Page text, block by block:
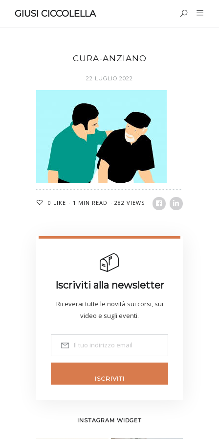
GIUSI CICCOLELLA
CURA-ANZIANO
22 LUGLIO 2022
0 LIKE 1 MIN READ 282 VIEWS
Iscriviti alla newsletter
Riceverai tutte le novità sui corsi, sui
video e sugli eventi.
ISCRIVITI
INSTAGRAM WIDGET